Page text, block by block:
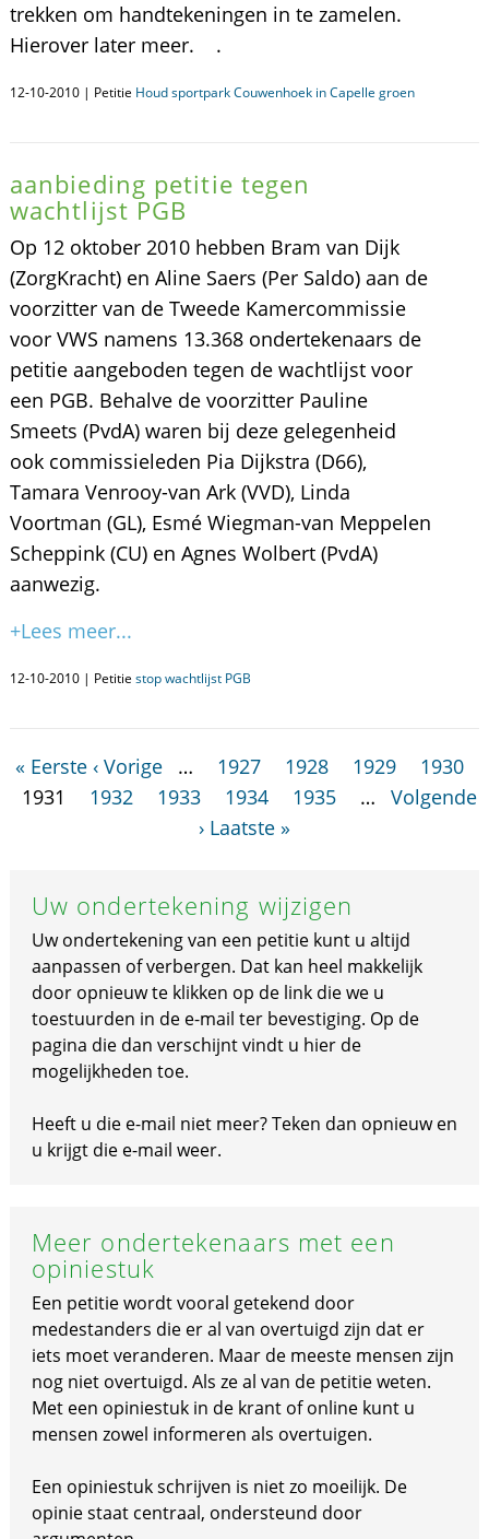
trekken om handtekeningen in te zamelen.
Hierover later meer. .
12-10-2010 | Petitie Houd sportpark Couwenhoek in Capelle groen
aanbieding petitie tegen
wachtlijst PGB
Op 12 oktober 2010 hebben Bram van Dijk
(ZorgKracht) en Aline Saers (Per Saldo) aan de
voorzitter van de Tweede Kamercommissie
voor VWS namens 13.368 ondertekenaars de
petitie aangeboden tegen de wachtlijst voor
een PGB. Behalve de voorzitter Pauline
Smeets (PvdA) waren bij deze gelegenheid
ook commissieleden Pia Dijkstra (D66),
Tamara Venrooy-van Ark (VVD), Linda
Voortman (GL), Esmé Wiegman-van Meppelen
Scheppink (CU) en Agnes Wolbert (PvdA)
aanwezig.
+Lees meer...
12-10-2010 | Petitie stop wachtlijst PGB
« Eerste ‹ Vorige … 1927 1928 1929
1930
1931
1932 1933 1934 1935 …
Volgende
› Laatste »
Uw ondertekening wijzigen
Uw ondertekening van een petitie kunt u altijd
aanpassen of verbergen. Dat kan heel makkelijk
door opnieuw te klikken op de link die we u
toestuurden in de e-mail ter bevestiging. Op de
pagina die dan verschijnt vindt u hier de
mogelijkheden toe.
Heeft u die e-mail niet meer? Teken dan opnieuw en
u krijgt die e-mail weer.
Meer ondertekenaars met een
opiniestuk
Een petitie wordt vooral getekend door
medestanders die er al van overtuigd zijn dat er
iets moet veranderen. Maar de meeste mensen zijn
nog niet overtuigd. Als ze al van de petitie weten.
Met een opiniestuk in de krant of online kunt u
mensen zowel informeren als overtuigen.
Een opiniestuk schrijven is niet zo moeilijk. De
opinie staat centraal, ondersteund door